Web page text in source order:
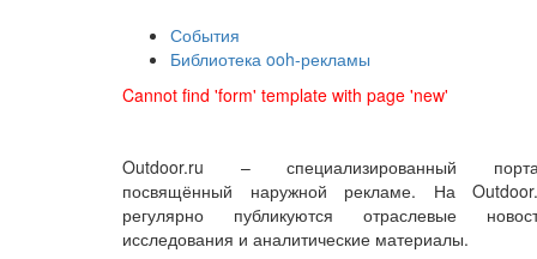
События
Библиотека ooh-рекламы
Cannot find 'form' template with page 'new'
Outdoor.ru – специализированный
посвящённый наружной рекламе. На
регулярно публикуются отраслевые
исследования и аналитические материалы.